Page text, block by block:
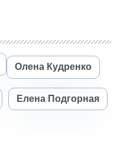
Олена Кудренко
Елена Подгорная